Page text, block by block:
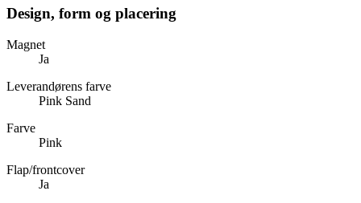
Design, form og placering
Magnet
Ja
Leverandørens farve
Pink Sand
Farve
Pink
Flap/frontcover
Ja